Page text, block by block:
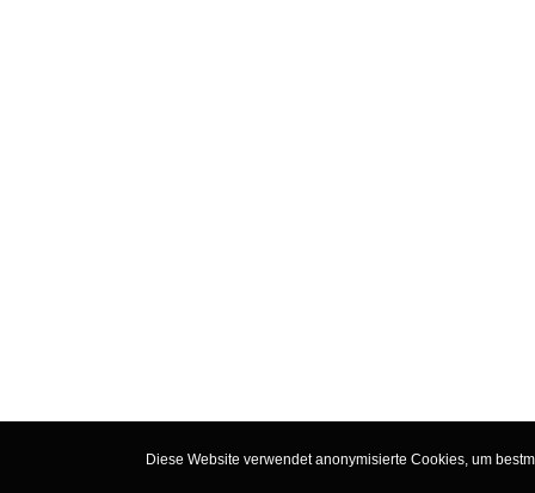
Diese Website verwendet anonymisierte Cookies, um